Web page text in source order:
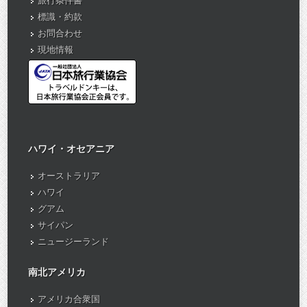
標識・約款
お問合わせ
現地情報
ハワイ・オセアニア
オーストラリア
ハワイ
グアム
サイパン
ニュージーランド
南北アメリカ
アメリカ合衆国